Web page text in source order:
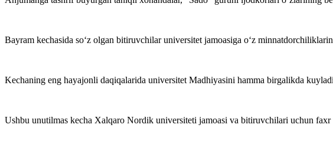
Bayram kechasida so‘z olgan bitiruvchilar universitet jamoasiga o‘z
Kechaning eng hayajonli daqiqalarida universitet Madhiyasini hamma birgalikda
Ushbu unutilmas kecha Xalqaro Nordik universiteti jamoasi va bitiruvchilari uchun